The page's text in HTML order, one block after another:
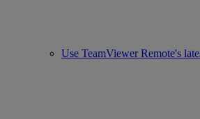
Use TeamViewer Remote's